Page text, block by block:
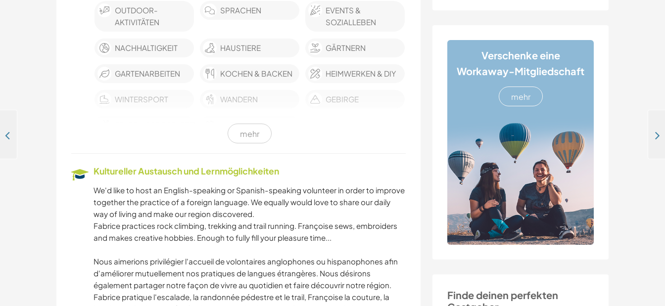
Verschenke eine
Workaway-Mitgliedschaft
mehr
Finde deinen perfekten
OUTDOOR-
AKTIVITÄTEN
SPRACHEN
EVENTS &
SOZIALLEBEN
NACHHALTIGKEIT HAUSTIERE GÄRTNERN
GARTENARBEITEN KOCHEN & BACKEN HEIMWERKEN & DIY
WINTERSPORT WANDERN GEBIRGE
NATUR
mehr
Kultureller Austausch und Lernmöglichkeiten
We'd like to host an English-speaking or Spanish-speaking volunteer in order to improve
together the practice of a foreign language. We equally would love to share our daily
way of living and make our region discovered.
Fabrice practices rock climbing, trekking and trail running. Françoise sews, embroiders
and makes creative hobbies. Enough to fully fill your pleasure time...
Nous aimerions privilégier l'accueil de volontaires anglophones ou hispanophones afin
d'améliorer mutuellement nos pratiques de langues étrangères. Nous désirons
également partager notre façon de vivre au quotidien et faire découvrir notre région.
Fabrice pratique l'escalade, la randonnée pédestre et le trail, Françoise la couture, la